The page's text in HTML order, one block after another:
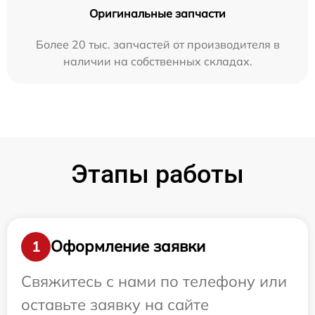
Оригинальные запчасти
Более 20 тыс. запчастей от производителя в
наличии на собственных складах.
Этапы работы
1
Оформление заявки
Свяжитесь с нами по телефону или
оставьте заявку на сайте